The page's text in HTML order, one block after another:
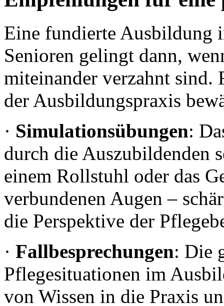
Eine fundierte
Senioren gelingt dann,
miteinander verzahnt sind.
der Ausbildungspraxis
· Simulationsübungen:
durch die Auszubildenden
einem Rollstuhl oder das
verbundenen Augen –
die Perspektive der
· Fallbesprechungen: Die
Pflegesituationen im
von Wissen in die Praxis